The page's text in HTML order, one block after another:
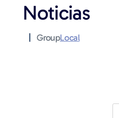
Noticias
GroupLocal